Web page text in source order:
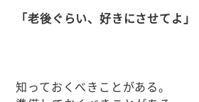
「老後ぐらい、好きにさせてよ」
知っておくべきことがある。